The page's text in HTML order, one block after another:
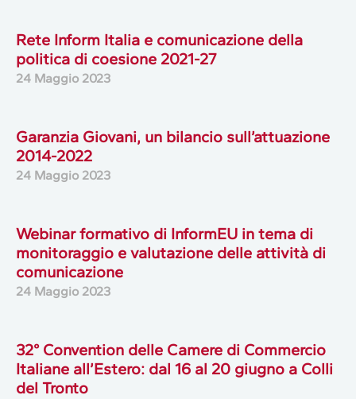
Rete Inform Italia e comunicazione della
politica di coesione 2021-27
24 Maggio 2023
Garanzia Giovani, un bilancio sull’attuazione
2014-2022
24 Maggio 2023
Webinar formativo di InformEU in tema di
monitoraggio e valutazione delle attività di
comunicazione
24 Maggio 2023
32° Convention delle Camere di Commercio
Italiane all’Estero: dal 16 al 20 giugno a Colli
del Tronto